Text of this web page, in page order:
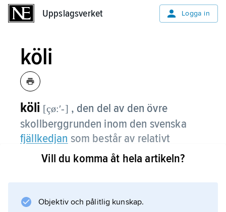
Uppslagsverket Logga in
köli
köli [çø:ʹ-] , den del av den övre
skollberggrunden inom den svenska
fjällkedjan som består av relativt
välbevarade sedimentära och
köli­skollan
Vill du komma åt hela artikeln?
Objektiv och pålitlig kunskap.